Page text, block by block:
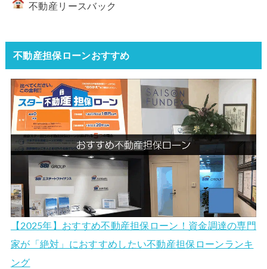
不動産リースバック
不動産担保ローンおすすめ
【2025年】おすすめ不動産担保ローン！資金調達の専門
家が「絶対」におすすめしたい不動産担保ローンランキ
ング